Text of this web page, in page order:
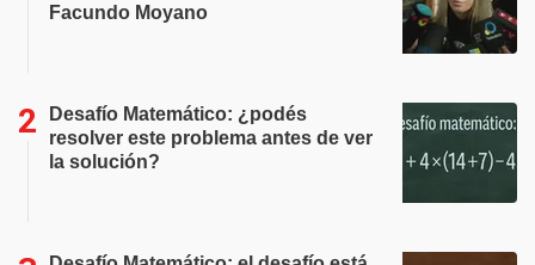
Facundo Moyano
Desafío Matemático: ¿podés
resolver este problema antes de ver
la solución?